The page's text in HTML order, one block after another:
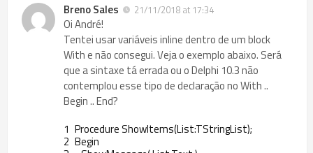
Breno Sales 21/11/2018 at 17:34
Oi André!
Tentei usar variáveis inline dentro de um block
With e não consegui. Veja o exemplo abaixo. Será
que a sintaxe tá errada ou o Delphi 10.3 não
contemplou esse tipo de declaração no With ..
Begin .. End?
1
2
ProcedureShowItems(List:TStringList);
Begin